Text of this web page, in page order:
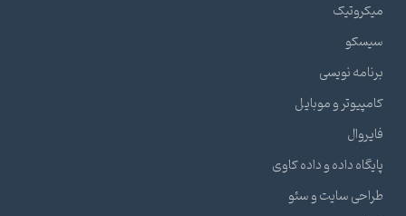
میکروتیک
سیسکو
برنامه نویسی
کامپیوتر و موبایل
فایروال
پایگاه داده و داده کاوی
طراحی سایت و سئو